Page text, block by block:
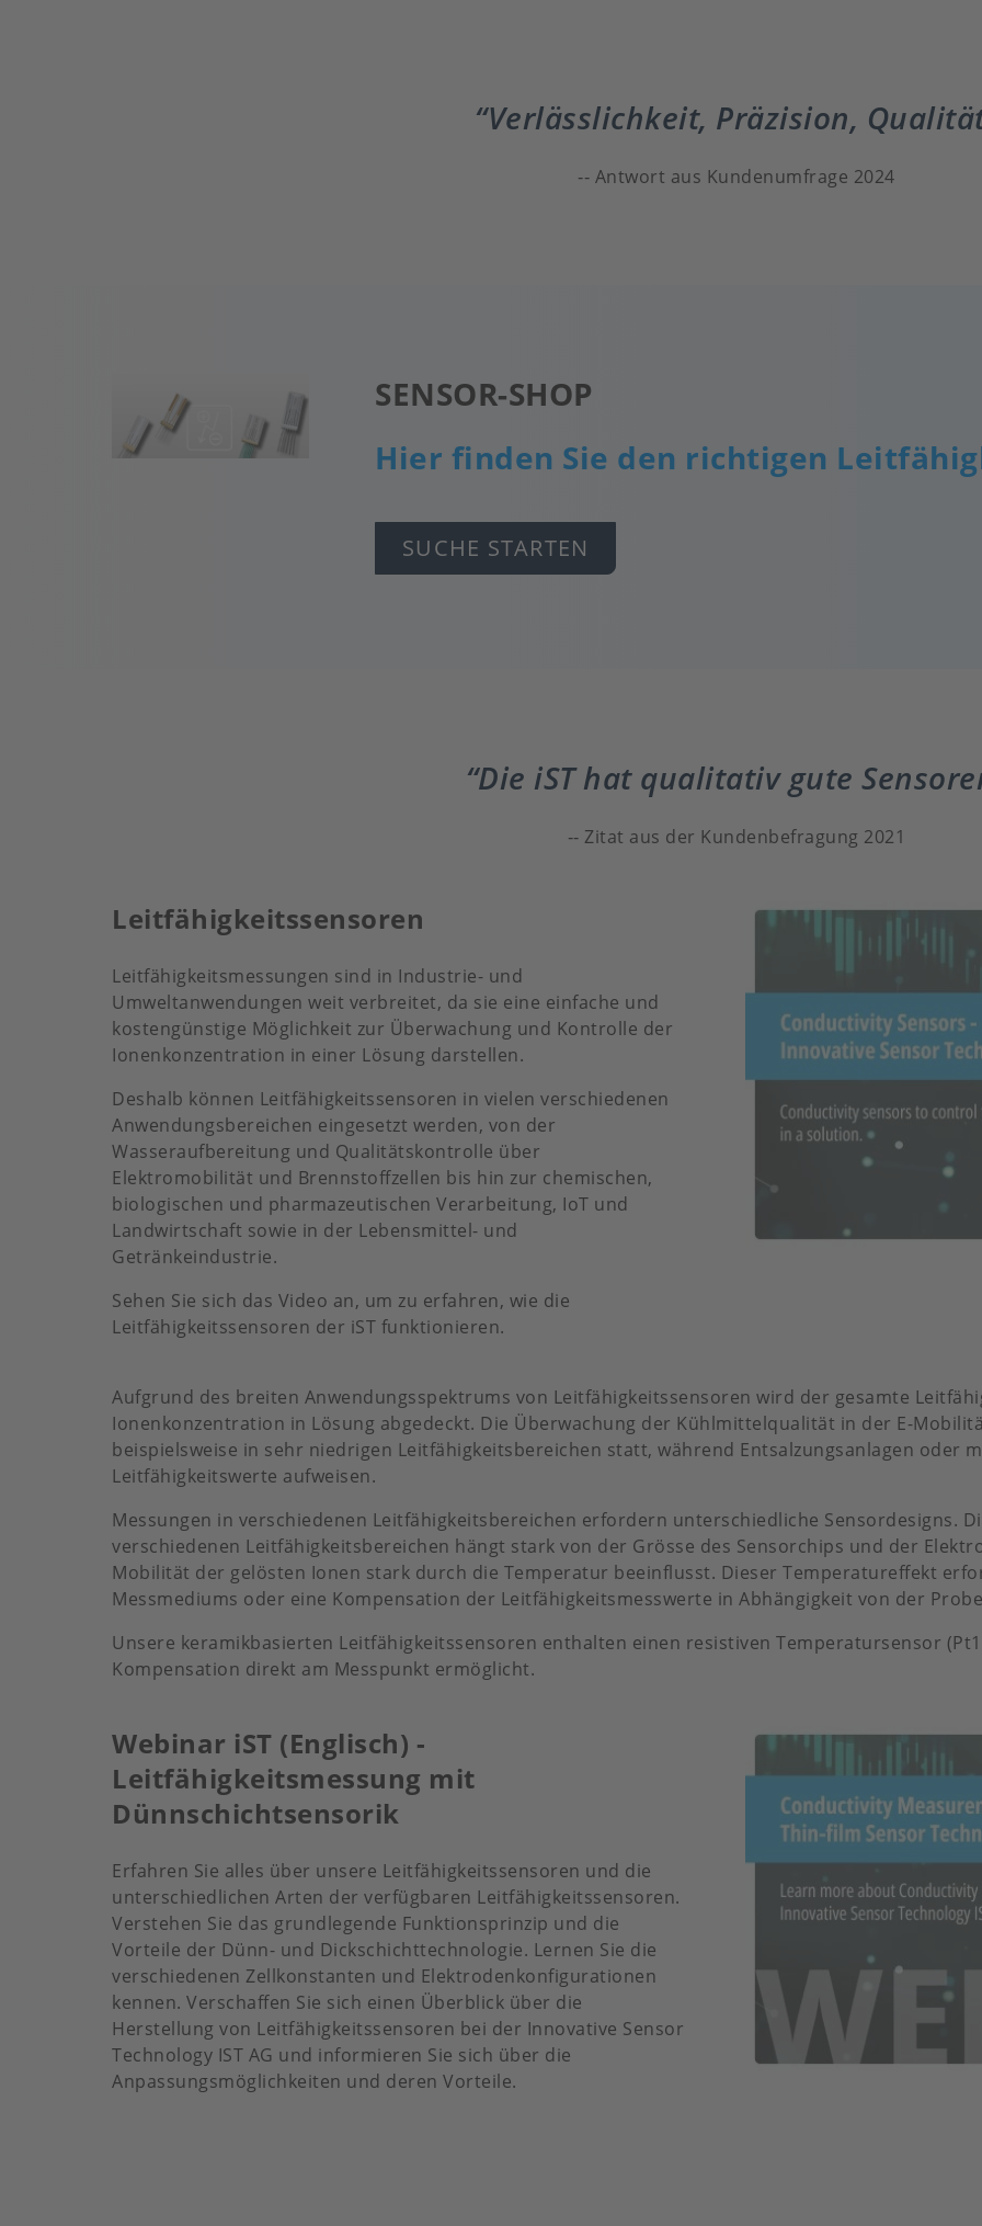
Verlässlichkeit, Präzision,
Antwort aus Kundenumfrage 2024
SENSOR-SHOP
Hier finden Sie den richtigen
SUCHE STARTEN
Die iST hat qualitativ gute
Zitat aus der Kundenbefragung 2021
Leitfähigkeitssensoren
Leitfähigkeitsmessungen sind in Industrie- und
Umweltanwendungen weit verbreitet, da sie eine einfache und
kostengünstige Möglichkeit zur Überwachung und Kontrolle der
Ionenkonzentration in einer Lösung darstellen.
Deshalb können Leitfähigkeitssensoren in vielen verschiedenen
Anwendungsbereichen eingesetzt werden, von der
Wasseraufbereitung und Qualitätskontrolle über
Elektromobilität und Brennstoffzellen bis hin zur chemischen,
biologischen und pharmazeutischen Verarbeitung, IoT und
Landwirtschaft sowie in der Lebensmittel- und
Getränkeindustrie.
Sehen Sie sich das Video an, um zu erfahren, wie die
Leitfähigkeitssensoren der iST funktionieren.
Aufgrund des breiten Anwendungsspektrums von Leitfähigkeitssensoren wird der gesamte
Ionenkonzentration in Lösung abgedeckt. Die Überwachung der Kühlmittelqualität in der E-
beispielsweise in sehr niedrigen Leitfähigkeitsbereichen statt, während Entsalzungsanlagen oder
Leitfähigkeitswerte aufweisen.
Messungen in verschiedenen Leitfähigkeitsbereichen erfordern unterschiedliche Sensordesigns.
verschiedenen Leitfähigkeitsbereichen hängt stark von der Grösse des Sensorchips und der
Mobilität der gelösten Ionen stark durch die Temperatur beeinflusst. Dieser Temperatureffekt
Messmediums oder eine Kompensation der Leitfähigkeitsmesswerte in Abhängigkeit von der
Unsere keramikbasierten Leitfähigkeitssensoren enthalten einen resistiven Temperatursensor
Kompensation direkt am Messpunkt ermöglicht.
Webinar iST (Englisch) -
Leitfähigkeitsmessung mit
Dünnschichtsensorik
Erfahren Sie alles über unsere Leitfähigkeitssensoren und die
unterschiedlichen Arten der verfügbaren Leitfähigkeitssensoren.
Verstehen Sie das grundlegende Funktionsprinzip und die
Vorteile der Dünn- und Dickschichttechnologie. Lernen Sie die
verschiedenen Zellkonstanten und Elektrodenkonfigurationen
kennen. Verschaffen Sie sich einen Überblick über die
Herstellung von Leitfähigkeitssensoren bei der Innovative Sensor
Technology IST AG und informieren Sie sich über die
Anpassungsmöglichkeiten und deren Vorteile.